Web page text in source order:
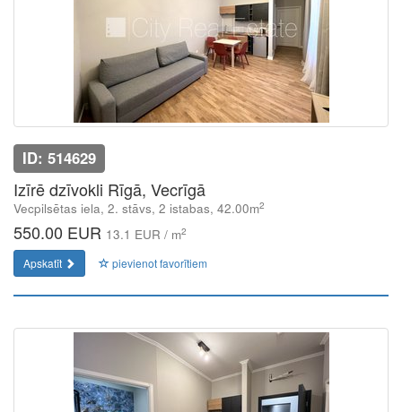
ID: 514629
Izīrē dzīvokli Rīgā, Vecrīgā
Vecpilsētas iela, 2. stāvs, 2 istabas, 42.00m2
550.00 EUR 13.1 EUR / m2
Apskatīt pievienot favorītiem